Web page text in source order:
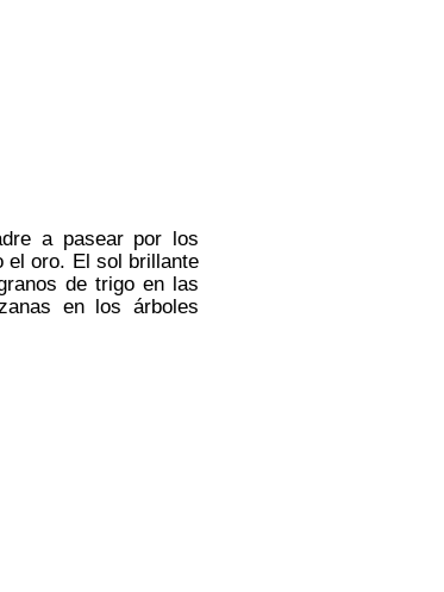
a pasear por los
el oro. El sol brillante
de trigo en las
en los árboles